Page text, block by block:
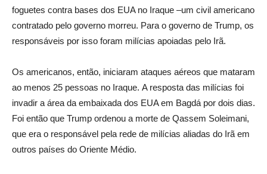
foguetes contra bases dos EUA no Iraque –um civil americano
contratado pelo governo morreu. Para o governo de Trump, os
responsáveis por isso foram milícias apoiadas pelo Irã.
Os americanos, então, iniciaram ataques aéreos que mataram
ao menos 25 pessoas no Iraque. A resposta das milícias foi
invadir a área da embaixada dos EUA em Bagdá por dois dias.
Foi então que Trump ordenou a morte de Qassem Soleimani,
que era o responsável pela rede de milícias aliadas do Irã em
outros países do Oriente Médio.